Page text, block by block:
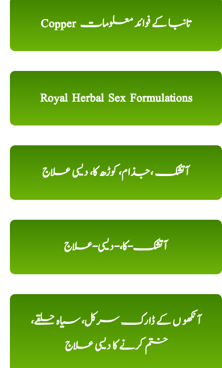
Copper تانبا کے فوائد معلومات
Royal Herbal Sex Formulations
آتشک ،جذام، کوڑھ کا، دیسی علاج
آتشک-کا،-دیسی-علاج
آنکھو ں کے ڈارک سرکل، سیاہ حلقے،
ختم کرنے کا دیسی علاج